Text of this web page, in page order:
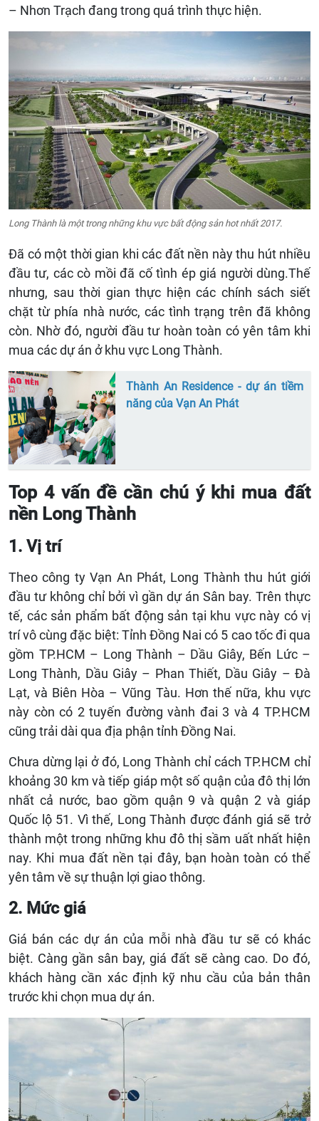
– Nhơn Trạch đang trong quá trình thực hiện.
Long Thành là một trong những khu vực bất động sản hot nhất 2017.
Đã có một thời gian khi các đất nền này thu hút nhiều
đầu tư, các cò mồi đã cố tình ép giá người dùng.Thế
nhưng, sau thời gian thực hiện các chính sách siết
chặt từ phía nhà nước, các tình trạng trên đã không
còn. Nhờ đó, người đầu tư hoàn toàn có yên tâm khi
mua các dự án ở khu vực Long Thành.
Thành An Residence - dự án tiềm
năng của Vạn An Phát
Top 4 vấn đề cần chú ý khi mua đất
nền Long Thành
1. Vị trí
Theo công ty Vạn An Phát, Long Thành thu hút giới
đầu tư không chỉ bởi vì gần dự án Sân bay. Trên thực
tế, các sản phẩm bất động sản tại khu vực này có vị
trí vô cùng đặc biệt: Tỉnh Đồng Nai có 5 cao tốc đi qua
gồm TP.HCM – Long Thành – Dầu Giây, Bến Lức –
Long Thành, Dầu Giây – Phan Thiết, Dầu Giây – Đà
Lạt, và Biên Hòa – Vũng Tàu. Hơn thế nữa, khu vực
này còn có 2 tuyến đường vành đai 3 và 4 TP.HCM
cũng trải dài qua địa phận tỉnh Đồng Nai.
Chưa dừng lại ở đó, Long Thành chỉ cách TP.HCM chỉ
khoảng 30 km và tiếp giáp một số quận của đô thị lớn
nhất cả nước, bao gồm quận 9 và quận 2 và giáp
Quốc lộ 51. Vì thế, Long Thành được đánh giá sẽ trở
thành một trong những khu đô thị sầm uất nhất hiện
nay. Khi mua đất nền tại đây, bạn hoàn toàn có thể
yên tâm về sự thuận lợi giao thông.
2. Mức giá
Giá bán các dự án của mỗi nhà đầu tư sẽ có khác
biệt. Càng gần sân bay, giá đất sẽ càng cao. Do đó,
khách hàng cần xác định kỹ nhu cầu của bản thân
trước khi chọn mua dự án.